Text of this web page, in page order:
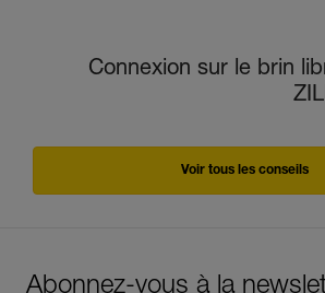
Connexion sur le brin
Voir tous les conseils